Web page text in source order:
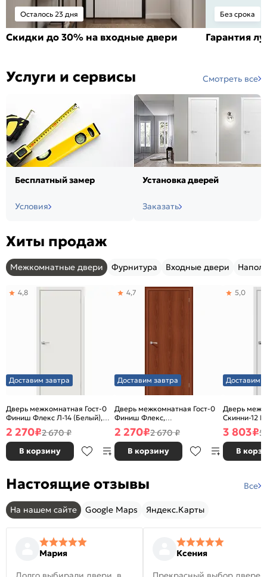
Осталось 23 дня
Скидки до 30% на входные двери
Без срока
Гарантия
Услуги и сервисы Смотреть все
Бесплатный замер
Условия
Установка дверей
Заказать
Хиты продаж
Межкомнатные двери Фурнитура Входные двери
Доставим завтра
Дверь межкомнатная Гост-0
Финиш Флекс Л-14 (Белый),
глухая, каркасно-щитовая
4,8
2 270₽2 670 ₽
В корзину
Доставим завтра
Дверь межкомнатная Гост-0
Финиш Флекс,
Ламинированные Л-11
(ИталОрех), глухая, каркасно-
щитовая
4,7
2 270₽2 670 ₽
В корзину
Доставим
Дверь
Скинни-12
глухая,
5,0
3 803₽5
В
Настоящие отзывы Все
На нашем сайте Google Maps Яндекс.Карты
Мария Ксения